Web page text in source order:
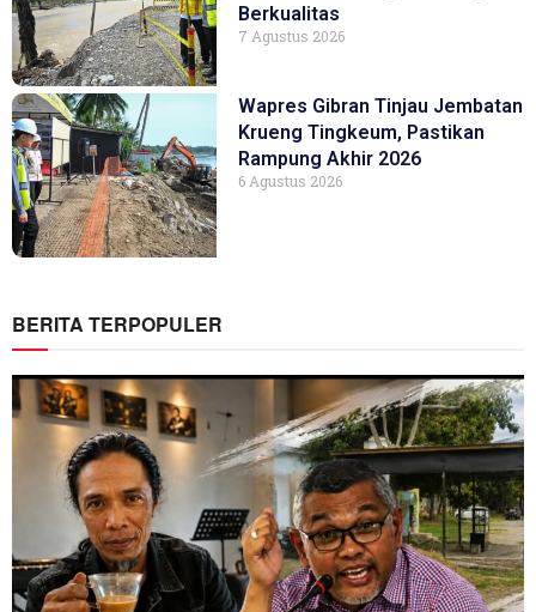
Berkualitas
7 Agustus 2026
Wapres Gibran Tinjau Jembatan
Krueng Tingkeum, Pastikan
Rampung Akhir 2026
6 Agustus 2026
BERITA TERPOPULER